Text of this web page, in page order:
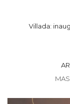
Villada: